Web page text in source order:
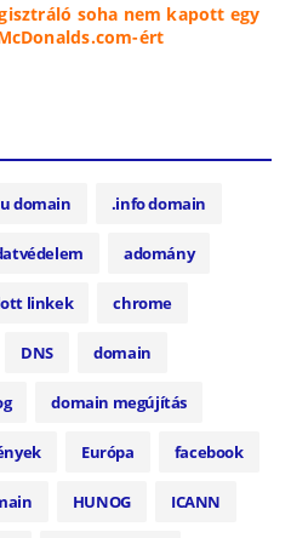
soha nem kapott egy
ért
domain .info domain
adomány
linkek chrome
DNS domain
domain megújítás
Európa facebook
HUNOG ICANN